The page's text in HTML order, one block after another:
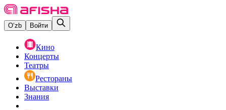
O‘zb Войти
Кино
Концерты
Театры
Рестораны
Выставки
Знания